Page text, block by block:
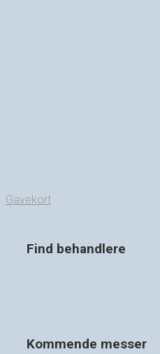
Gavekort
Find behandlere
Kommende messer